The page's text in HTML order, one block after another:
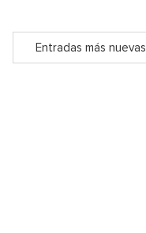
Entradas más nuevas